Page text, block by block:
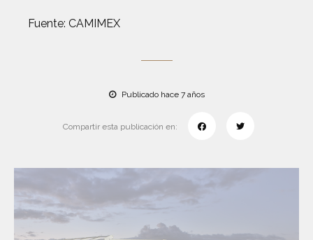
Fuente: CAMIMEX
Publicado hace 7 años
Compartir esta publicación en: